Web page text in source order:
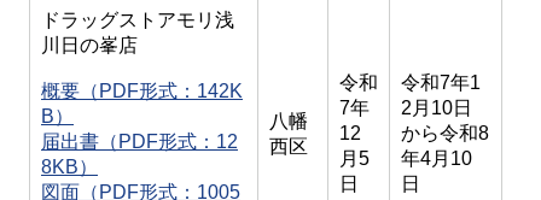
ドラッグストアモリ浅
川日の峯店
概要（PDF形式：142K
B）
届出書（PDF形式：12
8KB）
図面（PDF形式：1005
八幡
西区
令和
7年
12
月5
日
令和7年1
2月10日
から令和8
年4月10
日